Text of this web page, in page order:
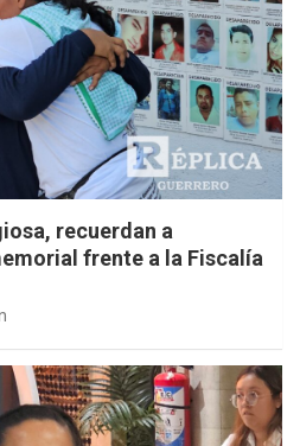
recuerdan a
frente a la Fiscalía